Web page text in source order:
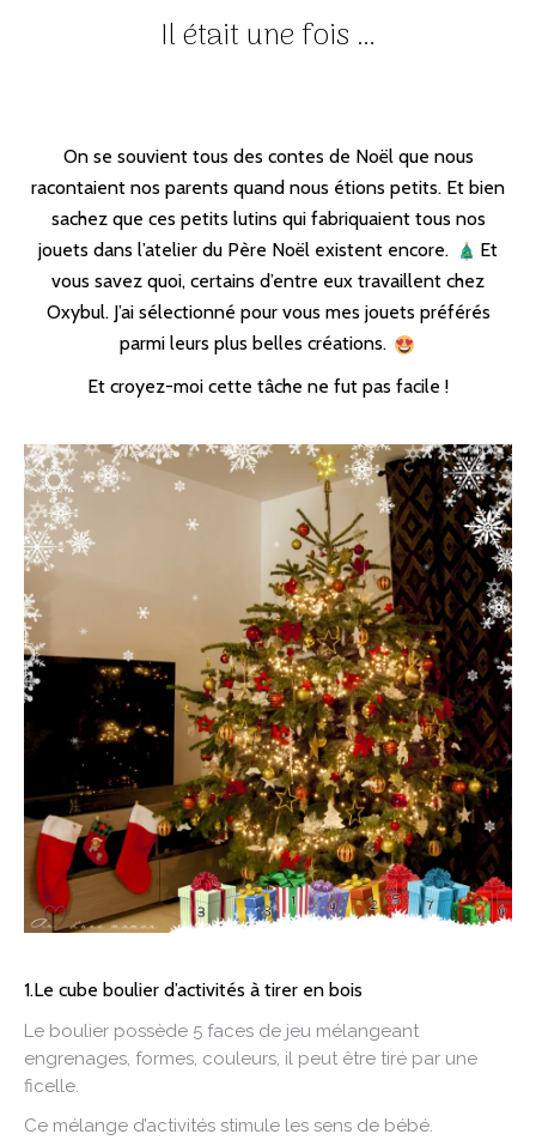
Il était une fois …
On se souvient tous des contes de Noël que nous
racontaient nos parents quand nous étions petits. Et bien
sachez que ces petits lutins qui fabriquaient tous nos
jouets dans l’atelier du Père Noël existent encore.
Et
vous savez quoi, certains d’entre eux travaillent chez
Oxybul. J’ai sélectionné pour vous mes jouets préférés
parmi leurs plus belles créations.
Et croyez-moi cette tâche ne fut pas facile !
1.Le cube boulier d’activités à tirer en bois
Le boulier possède 5 faces de jeu mélangeant
engrenages, formes, couleurs, il peut être tiré par une
ficelle.
Ce mélange d’activités stimule les sens de bébé.